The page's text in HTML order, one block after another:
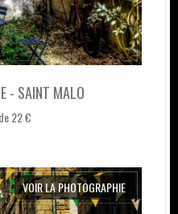
- SAINT MALO
22 €
VOIR LA PHOTOGRAPHIE